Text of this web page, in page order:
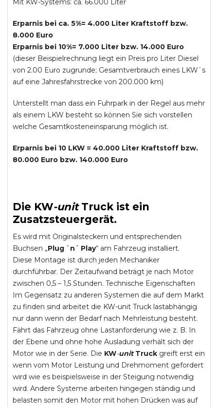
Mit KW-Systems: ca. 66.000 Liter
Erparnis bei ca. 5%= 4.000 Liter Kraftstoff bzw.
8.000 Euro
Erparnis bei 10%= 7.000 Liter bzw. 14.000 Euro
(dieser Beispielrechnung liegt ein Preis pro Liter Diesel
von 2.00 Euro zugrunde; Gesamtverbrauch eines LKW`s
auf eine Jahresfahrstrecke von 200.000 km)
Unterstellt man dass ein Fuhrpark in der Regel aus mehr
als einem LKW besteht so können Sie sich vorstellen
welche Gesamtkosteneinsparung möglich ist.
Erparnis bei 10 LKW = 40.000 Liter Kraftstoff bzw.
80.000 Euro bzw. 140.000 Euro
Die KW-unit Truckist ein
Zusatzsteuergerät.
Es wird mit Originalsteckern und entsprechenden
Buchsen „Plug `n´ Play“ am Fahrzeug installiert.
Diese Montage ist durch jeden Mechaniker
durchführbar. Der Zeitaufwand beträgt je nach Motor
zwischen 0,5 – 1,5 Stunden. Technische Eigenschaften
Im Gegensatz zu anderen Systemen die auf dem Markt
zu finden sind arbeitet die KW-unit Truck lastabhängig
nur dann wenn der Bedarf nach Mehrleistung besteht.
Fährt das Fahrzeug ohne Lastanforderung wie z. B. In
der Ebene und ohne hohe Ausladung verhält sich der
Motor wie in der Serie. Die KW-unit Truck greift erst ein
wenn vom Motor Leistung und Drehmoment gefordert
wird wie es beispielsweise in der Steigung notwendig
wird. Andere Systeme arbeiten hingegen ständig und
belasten somit den Motor mit hohen Drücken was auf